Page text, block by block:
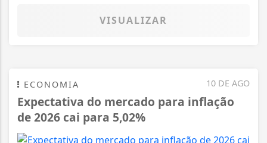
VISUALIZAR
10 DE AGO
ECONOMIA
Expectativa do mercado para inflação
de 2026 cai para 5,02%